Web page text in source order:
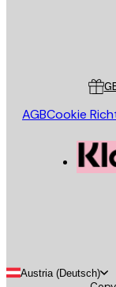
AGBCookie
Austria (Deutsch)